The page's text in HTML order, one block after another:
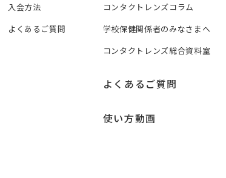
入会方法
よくあるご質問
コンタクトレンズコラム
学校保健関係者のみなさまへ
コンタクトレンズ総合資料室
よくあるご質問
使い方動画